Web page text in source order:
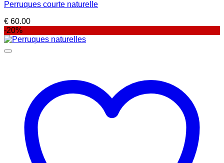
Perruques courte naturelle
€ 60.00
-20%